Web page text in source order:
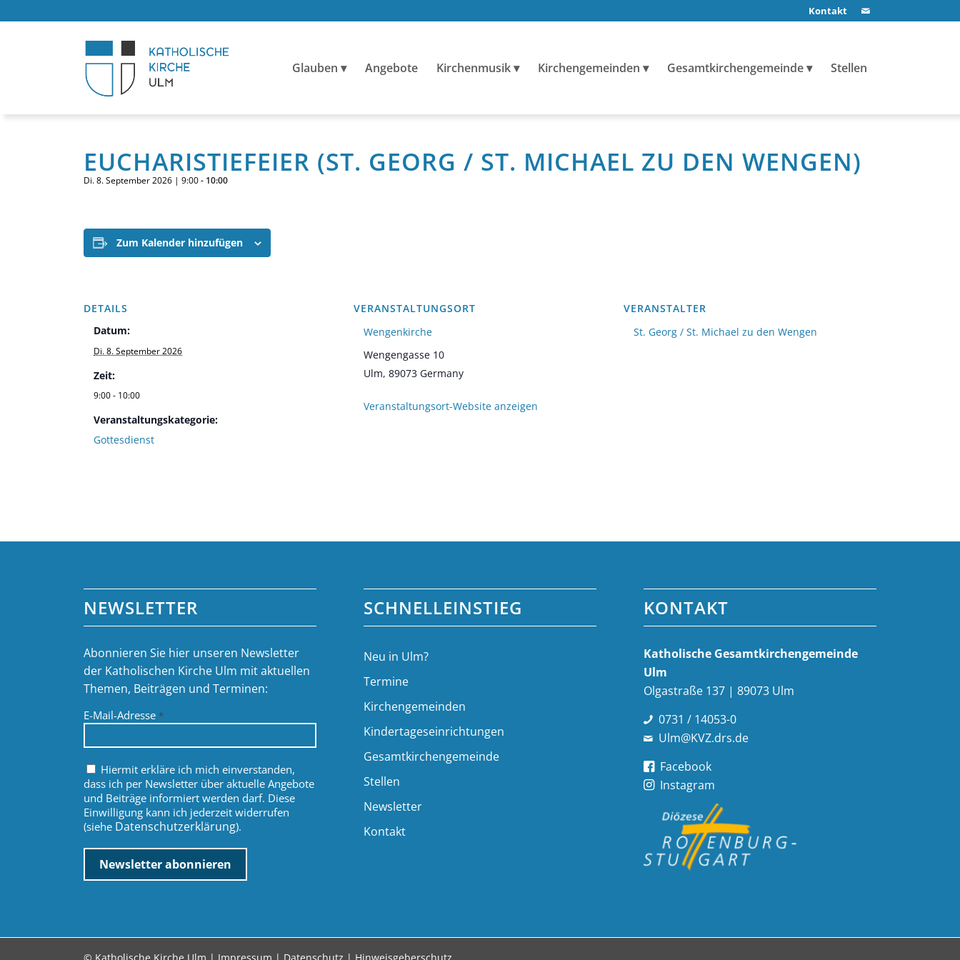
Kontakt
Glauben Angebote Kirchenmusik Kirchengemeinden Gesamtkirchengemeinde Stellen
EUCHARISTIEFEIER (ST. GEORG / ST. MICHAEL ZU DEN WENGEN)
Di. 8. September 2026 | 9:00- 10:00
Zum Kalender hinzufügen
DETAILS
Datum:
Di. 8. September 2026
Zeit:
9:00 - 10:00
Veranstaltungskategorie:
Gottesdienst
VERANSTALTUNGSORT
Wengenkirche
Wengengasse 10
Ulm, 89073 Germany
Veranstaltungsort-Website anzeigen
VERANSTALTER
St. Georg / St. Michael zu den Wengen
NEWSLETTER
Abonnieren Sie hier unseren Newsletter
der Katholischen Kirche Ulm mit aktuellen
Themen, Beiträgen und Terminen:
E-Mail-Adresse*
Hiermit erkläre ich mich einverstanden,
dass ich per Newsletter über aktuelle Angebote
und Beiträge informiert werden darf. Diese
Einwilligung kann ich jederzeit widerrufen
(siehe Datenschutzerklärung).
SCHNELLEINSTIEG
Neu in Ulm?
Termine
Kirchengemeinden
Kindertageseinrichtungen
Gesamtkirchengemeinde
Stellen
Newsletter
Kontakt
KONTAKT
Katholische Gesamt­kirchen­gemeinde
Ulm
Olgastraße 137 | 89073 Ulm
0731 / 14053-0
Ulm@KVZ.drs.de
Facebook
Instagram